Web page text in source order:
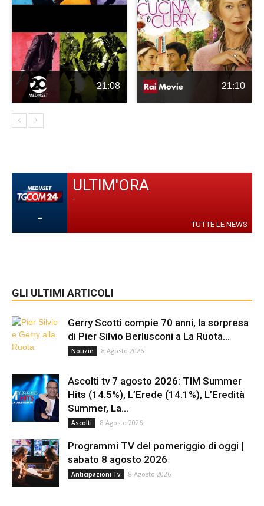
21:08 21:10
-
ULTIM'ORA
-
TUTTE LE NEWS
GLI ULTIMI ARTICOLI
Gerry Scotti compie 70 anni, la sorpresa
di Pier Silvio Berlusconi a La Ruota...
Notizie 8 Agosto 2026
Ascolti tv 7 agosto 2026: TIM Summer
Hits (14.5%), L’Erede (14.1%), L’Eredità
Summer, La...
Ascolti 8 Agosto 2026
Programmi TV del pomeriggio di oggi |
sabato 8 agosto 2026
Anticipazioni Tv 8 Agosto 2026